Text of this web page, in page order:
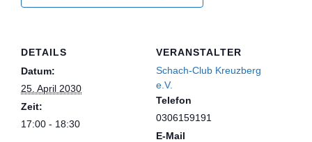
DETAILS
Datum:
25. April 2030
Zeit:
17:00 - 18:30
VERANSTALTER
Schach-Club Kreuzberg
e.V.
Telefon
0306159191
E-Mail